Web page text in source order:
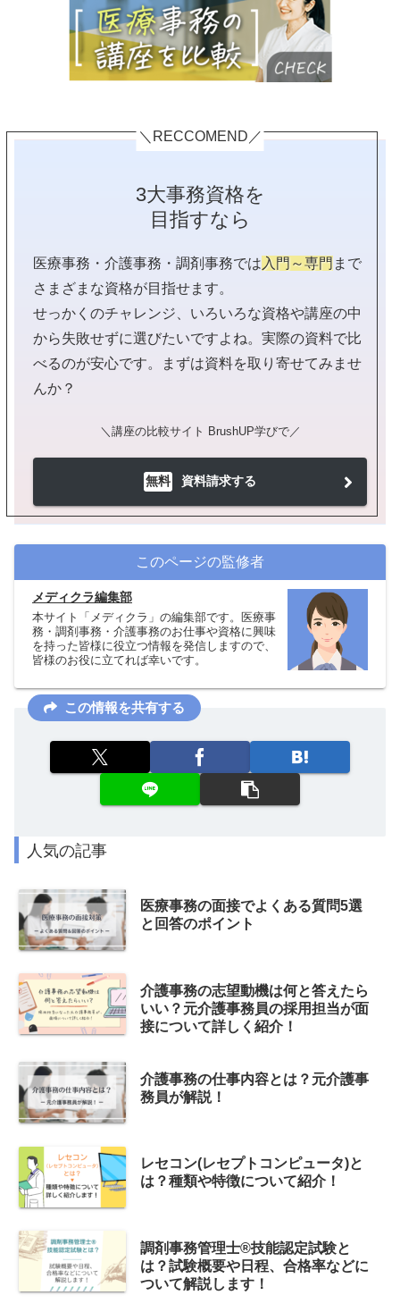
＼RECCOMEND／
3大事務資格を
目指すなら
医療事務・介護事務・調剤事務では 入門～専門 まで
さまざまな資格が目指せます。
せっかくのチャレンジ、いろいろな資格や講座の中
から失敗せずに選びたいですよね。実際の資料で比
べるのが安心です。まずは資料を取り寄せてみませ
んか？
＼講座の比較サイト BrushUP学びで／
無料 資料請求する
このページの監修者
メディクラ編集部
本サイト「メディクラ」の編集部です。医療事
務・調剤事務・介護事務のお仕事や資格に興味
を持った皆様に役立つ情報を発信しますので、
皆様のお役に立てれば幸いです。
この情報を共有する
人気の記事
医療事務の面接でよくある質問5選
と回答のポイント
介護事務の志望動機は何と答えたら
いい？元介護事務員の採用担当が面
接について詳しく紹介！
介護事務の仕事内容とは？元介護事
務員が解説！
レセコン(レセプトコンピュータ)と
は？種類や特徴について紹介！
調剤事務管理士®技能認定試験と
は？試験概要や日程、合格率などに
ついて解説します！